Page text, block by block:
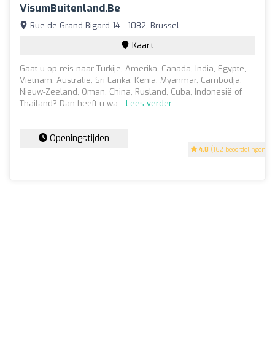
VisumBuitenland.be
4.8 (162 beoordelingen)
Rue de Grand-Bigard 14 - 1082, Brussel
Kaart
Gaat u op reis naar Turkije, Amerika, Canada, India, Egypte,
Vietnam, Australië, Sri Lanka, Kenia, Myanmar, Cambodja,
Nieuw-Zeeland, Oman, China, Rusland, Cuba, Indonesië of
Thailand? Dan heeft u wa... Lees verder
Openingstijden